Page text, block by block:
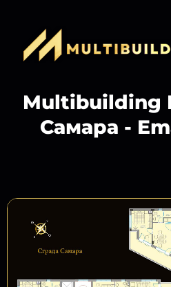
Multibuilding
Самара -